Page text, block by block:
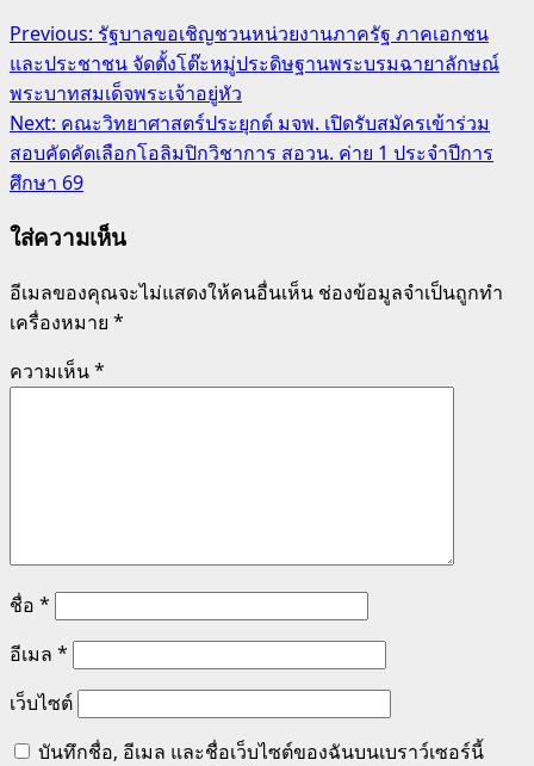
Previous: รัฐบาลขอเชิญชวนหน่วยงานภาครัฐ ภาคเอกชน
และประชาชน จัดตั้งโต๊ะหมู่ประดิษฐานพระบรมฉายาลักษณ์
พระบาทสมเด็จพระเจ้าอยู่หัว
Next: คณะวิทยาศาสตร์ประยุกต์ มจพ. เปิดรับสมัครเข้าร่วม
สอบคัดคัดเลือกโอลิมปิกวิชาการ สอวน. ค่าย 1 ประจำปีการ
ศึกษา 69
ใส่ความเห็น
อีเมลของคุณจะไม่แสดงให้คนอื่นเห็น ช่องข้อมูลจำเป็นถูกทำ
เครื่องหมาย *
ความเห็น*
ชื่อ *
อีเมล *
เว็บไซต์
บันทึกชื่อ, อีเมล และชื่อเว็บไซต์ของฉันบนเบราว์เซอร์นี้